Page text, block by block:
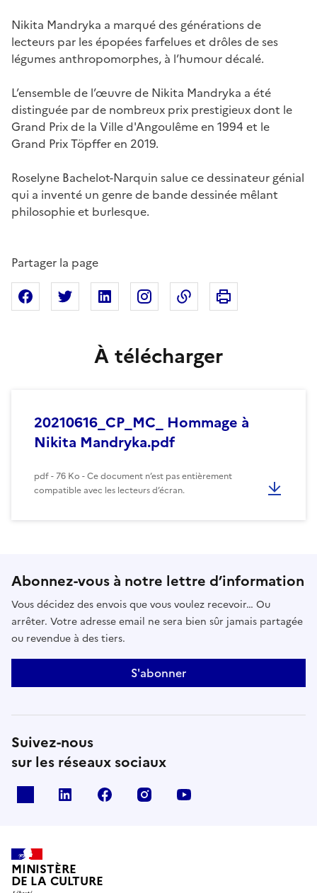
Nikita Mandryka a marqué des générations de
lecteurs par les épopées farfelues et drôles de ses
légumes anthropomorphes, à l’humour décalé.
L’ensemble de l’œuvre de Nikita Mandryka a été
distinguée par de nombreux prix prestigieux dont le
Grand Prix de la Ville d'Angoulême en 1994 et le
Grand Prix Töpffer en 2019.
Roselyne Bachelot-Narquin salue ce dessinateur génial
qui a inventé un genre de bande dessinée mêlant
philosophie et burlesque.
Partager la page
Partager sur Facebook
Partager sur XPartager sur Linkedin
Partager sur Instagram
Copier dans le
Imprimer cette
À télécharger
20210616_CP_MC_ Hommage à
Nikita Mandryka.pdf
pdf - 76 Ko - Ce document n’est pas entièrement
compatible avec les lecteurs d’écran.
Abonnez-vous à notre lettre d’information
Vous décidez des envois que vous voulez recevoir… Ou
arrêter. Votre adresse email ne sera bien sûr jamais partagée
ou revendue à des tiers.
S'abonner
Suivez-nous
sur les réseaux sociaux
linkedin facebook instagram
MINISTÈRE
DE LA CULTURE